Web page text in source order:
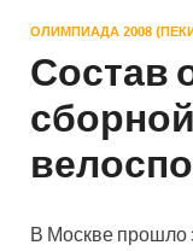
ОЛИМПИАДА 2008
Состав
В Москве прошло